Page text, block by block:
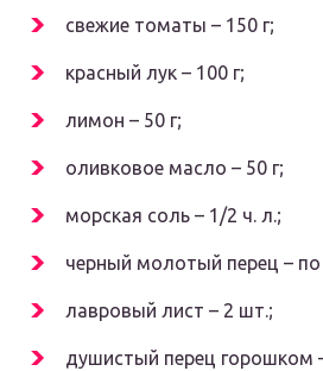
свежие томаты – 150 г;
красный лук – 100 г;
лимон – 50 г;
оливковое масло – 50 г;
морская соль – 1/2 ч. л.;
черный молотый перец – по
лавровый лист – 2 шт.;
душистый перец горошком